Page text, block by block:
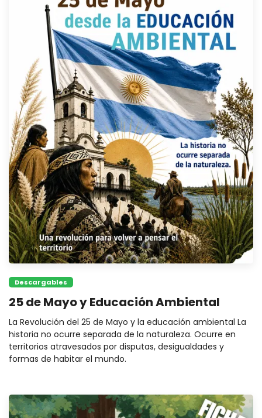
Descargables
25 de Mayo y Educación Ambiental
La Revolución del 25 de Mayo y la educación ambiental La
historia no ocurre separada de la naturaleza. Ocurre en
territorios atravesados por disputas, desigualdades y
formas de habitar el mundo.